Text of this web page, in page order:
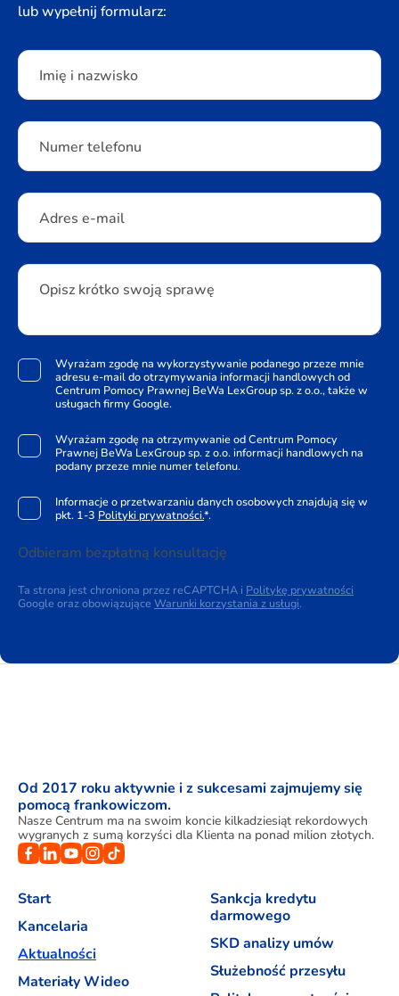
lub wypełnij formularz:
Please leave this field empty.
Imię i nazwisko
Numer telefonu
Adres e-mail
Opisz krótko swoją sprawę
Wyrażam zgodę na wykorzystywanie podanego przeze mnie
adresu e-mail do otrzymywania informacji handlowych od
Centrum Pomocy Prawnej BeWa LexGroup sp. z o.o., także w
usługach firmy Google.
Wyrażam zgodę na otrzymywanie od Centrum Pomocy
Prawnej BeWa LexGroup sp. z o.o. informacji handlowych na
podany przeze mnie numer telefonu.
Informacje o przetwarzaniu danych osobowych znajdują się w
pkt. 1-3 Polityki prywatności.*.
Odbieram bezpłatną konsultację
Ta strona jest chroniona przez reCAPTCHA i Politykę prywatności
Google oraz obowiązujące Warunki korzystania z usługi.
Od 2017 roku aktywnie i z sukcesami zajmujemy się
pomocą frankowiczom.
Nasze Centrum ma na swoim koncie kilkadziesiąt rekordowych
wygranych z sumą korzyści dla Klienta na ponad milion złotych.
Start
Kancelaria
Aktualności
Materiały Wideo
Sankcja kredytu
darmowego
SKD analizy umów
Służebność przesyłu